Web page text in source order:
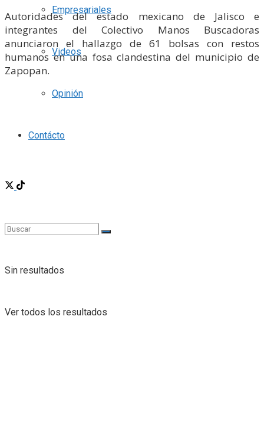
Empresariales
Videos
Opinión
Contácto
Sin resultados
Ver todos los resultados
Autoridades del estado mexicano de Jalisco e
integrantes del Colectivo Manos Buscadoras
anunciaron el hallazgo de 61 bolsas con restos
humanos en una fosa clandestina del municipio de
Zapopan.